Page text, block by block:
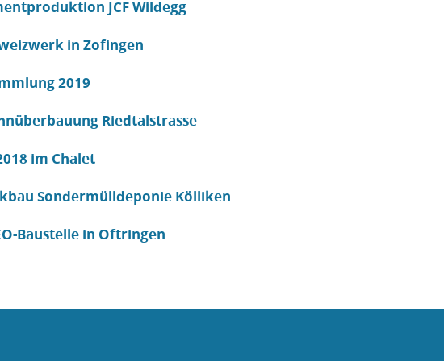
JCF Wildegg
in Zofingen
2019
Riedtalstrasse
im Chalet
Sondermülldeponie Kölliken
Baustelle in Oftringen